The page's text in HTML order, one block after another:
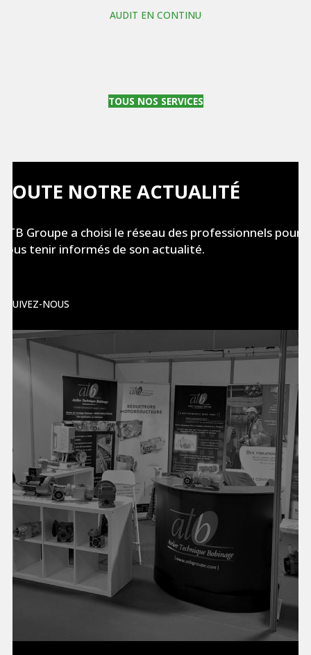
AUDIT EN CONTINU
TOUS NOS SERVICES
TOUTE NOTRE ACTUALITÉ
ATB Groupe a choisi le réseau des professionnels pour
vous tenir informés de son actualité.
SUIVEZ-NOUS